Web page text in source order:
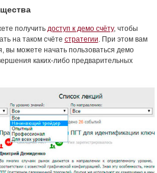
получить доступ к демо счёту, чтобы
на таком счёте стратегии . При этом вам
вы можете начать пользоваться демо
каких-либо предварительных